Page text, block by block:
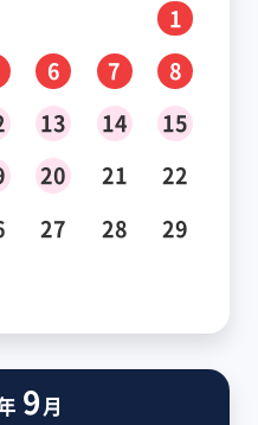
1
6 7
8
13 14
15
20 21
22
27 28
29
9月